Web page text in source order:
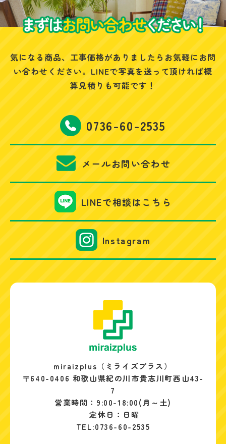
気になる商品、工事価格がありましたらお気軽にお問
い合わせください。 LINEで写真を送って頂ければ概
算見積りも可能です！
0736-60-2535
メールお問い合わせ
LINEで相談はこちら
Instagram
miraizplus（ミライズプラス）
〒640-0406 和歌山県紀の川市貴志川町西山43-
7
営業時間：9:00-18:00(月～土)
定休日：日曜
TEL:0736-60-2535